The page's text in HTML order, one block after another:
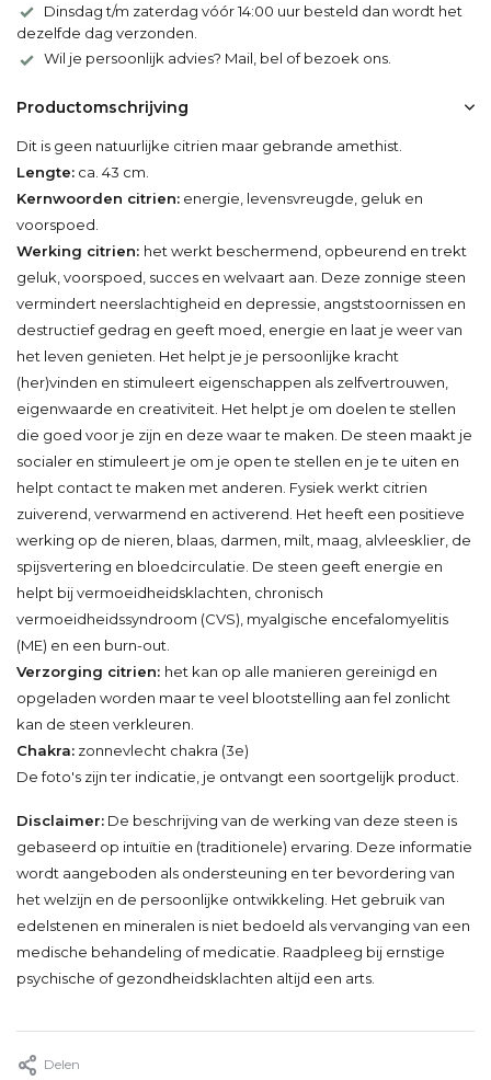
Dinsdag t/m zaterdag vóór 14:00 uur besteld dan wordt het
dezelfde dag verzonden.
Wil je persoonlijk advies? Mail, bel of bezoek ons.
Productomschrijving
Dit is geen natuurlijke citrien maar gebrande amethist.
Lengte: ca. 43 cm.
Kernwoorden citrien: energie, levensvreugde, geluk en
voorspoed.
Werking citrien: het werkt beschermend, opbeurend en trekt
geluk, voorspoed, succes en welvaart aan. Deze zonnige steen
vermindert neerslachtigheid en depressie, angststoornissen en
destructief gedrag en geeft moed, energie en laat je weer van
het leven genieten. Het helpt je je persoonlijke kracht
(her)vinden en stimuleert eigenschappen als zelfvertrouwen,
eigenwaarde en creativiteit. Het helpt je om doelen te stellen
die goed voor je zijn en deze waar te maken. De steen maakt je
socialer en stimuleert je om je open te stellen en je te uiten en
helpt contact te maken met anderen. Fysiek werkt citrien
zuiverend, verwarmend en activerend. Het heeft een positieve
werking op de nieren, blaas, darmen, milt, maag, alvleesklier, de
spijsvertering en bloedcirculatie. De steen geeft energie en
helpt bij vermoeidheidsklachten, chronisch
vermoeidheidssyndroom (CVS), myalgische encefalomyelitis
(ME) en een burn-out.
Verzorging citrien: het kan op alle manieren gereinigd en
opgeladen worden maar te veel blootstelling aan fel zonlicht
kan de steen verkleuren.
Chakra: zonnevlecht chakra (3e)
De foto's zijn ter indicatie, je ontvangt een soortgelijk product.
Disclaimer: De beschrijving van de werking van deze steen is
gebaseerd op intuïtie en (traditionele) ervaring. Deze informatie
wordt aangeboden als ondersteuning en ter bevordering van
het welzijn en de persoonlijke ontwikkeling. Het gebruik van
edelstenen en mineralen is niet bedoeld als vervanging van een
medische behandeling of medicatie. Raadpleeg bij ernstige
psychische of gezondheidsklachten altijd een arts.
Delen